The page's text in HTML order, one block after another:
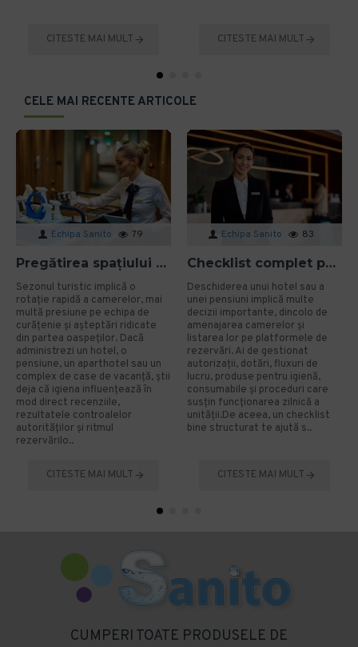
CITESTE MAI MULT CITESTE MAI MULT
CELE MAI RECENTE ARTICOLE
Echipa Sanito 79
Pregătirea spațiului pentru sezonul turistic: cum eviți problemele de igienă?
Sezonul turistic implică o
rotație rapidă a camerelor, mai
multă presiune pe echipa de
curățenie și așteptări ridicate
din partea oaspeților. Dacă
administrezi un hotel, o
pensiune, un aparthotel sau un
complex de case de vacanță, știi
deja că igiena influențează în
mod direct recenziile,
rezultatele controalelor
autorităților și ritmul
rezervărilo..
CITESTE MAI MULT
Echipa Sanito 83
Checklist complet pentru deschiderea unui hotel sau a unei pensiuni
Deschiderea unui hotel sau a
unei pensiuni implică multe
decizii importante, dincolo de
amenajarea camerelor și
listarea lor pe platformele de
rezervări. Ai de gestionat
autorizații, dotări, fluxuri de
lucru, produse pentru igienă,
consumabile și proceduri care
susțin funcționarea zilnică a
unității.De aceea, un checklist
bine structurat te ajută s..
CITESTE MAI MULT
CUMPERI TOATE PRODUSELE DE